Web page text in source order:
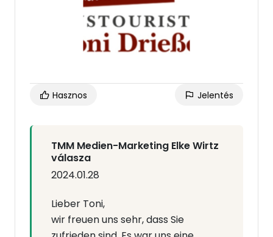
Die Kommunikation mit unserem Kunden
über Google Business erhöht die
Kundenbindung und die Sichtbarkeit.
Wirtz auf jeden Fall weiterempfehlen.
Hasznos Jelentés
TMM Medien-Marketing Elke Wirtz
válasza
2024.01.28
Lieber Toni,
wir freuen uns sehr, dass Sie